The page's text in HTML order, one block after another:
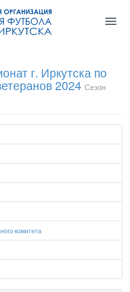
г. Иркутска по
2024 Сезон
комитета